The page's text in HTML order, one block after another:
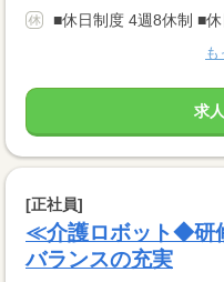
■休日制度 4週8休制 ■
も
求
[正社員]
≪介護ロボット◆研
バランスの充実